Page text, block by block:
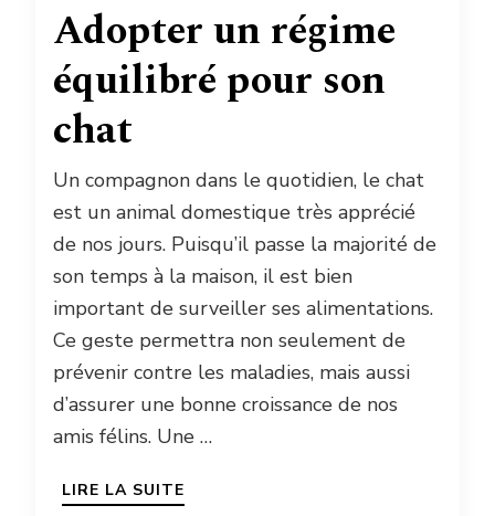
Adopter un régime
équilibré pour son
chat
Un compagnon dans le quotidien, le chat
est un animal domestique très apprécié
de nos jours. Puisqu’il passe la majorité de
son temps à la maison, il est bien
important de surveiller ses alimentations.
Ce geste permettra non seulement de
prévenir contre les maladies, mais aussi
d’assurer une bonne croissance de nos
amis félins. Une …
LIRE LA SUITE